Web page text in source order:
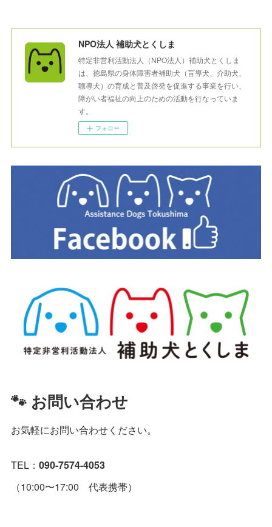
NPO法人 補助犬とくしま
特定非営利活動法人（NPO法人）補助犬とくしま
は、徳島県の身体障害者補助犬（盲導犬、介助犬、
聴導犬）の育成と普及啓発を促進する事業を行い、
障がい者福祉の向上のための活動を行なっていま
す。
フォロー
🐾 お問い合わせ
お気軽にお問い合わせください。
TEL：090-7574-4053
（10:00〜17:00 代表携帯）